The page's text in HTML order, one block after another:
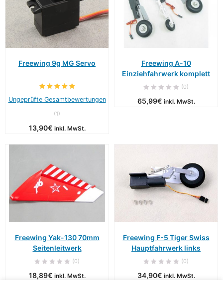
Freewing 9g MG Servo
Ungeprüfte Gesamtbewertungen
(1)
13,90€ inkl. MwSt.
Freewing A-10
Einziehfahrwerk komplett
(0)
65,99€ inkl. MwSt.
Freewing Yak-130 70mm
Seitenleitwerk
(0)
18,89€ inkl. MwSt.
Freewing F-5 Tiger Swiss
Hauptfahrwerk links
(0)
34,90€ inkl. MwSt.